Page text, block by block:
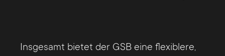
Insgesamt bietet der GSB eine flexiblere,